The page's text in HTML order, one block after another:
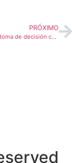
PRÓXIMO
Juegos para la toma de decisión colaborativa